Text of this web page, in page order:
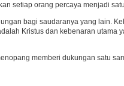
setiap orang percaya menjadi
bagi saudaranya yang lain.
Kristus dan kebenaran utama
memberi dukungan satu